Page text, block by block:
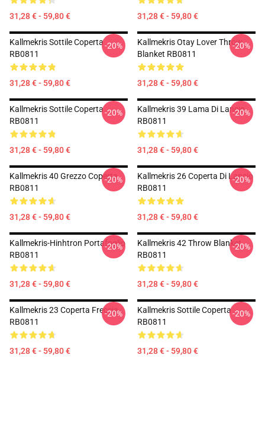
31,28 € - 59,80 € 31,28 € - 59,80 €
Kallmekris Sottile Coperta
RB0811
31,28 € - 59,80 €
-20%
Kallmekris Otay Lover Throw
Blanket RB0811
31,28 € - 59,80 €
-20%
Kallmekris Sottile Coperta
RB0811
31,28 € - 59,80 €
-20%
Kallmekris 39 Lama Di Lancio
RB0811
31,28 € - 59,80 €
-20%
Kallmekris 40 Grezzo Coperta
RB0811
31,28 € - 59,80 €
-20%
Kallmekris 26 Coperta Di Lancio
RB0811
31,28 € - 59,80 €
-20%
Kallmekris-Hinhtron Portafoglio
RB0811
31,28 € - 59,80 €
-20%
Kallmekris 42 Throw Blanket
RB0811
31,28 € - 59,80 €
-20%
Kallmekris 23 Coperta Freccia
RB0811
31,28 € - 59,80 €
-20%
Kallmekris Sottile Coperta
RB0811
31,28 € - 59,80 €
-20%